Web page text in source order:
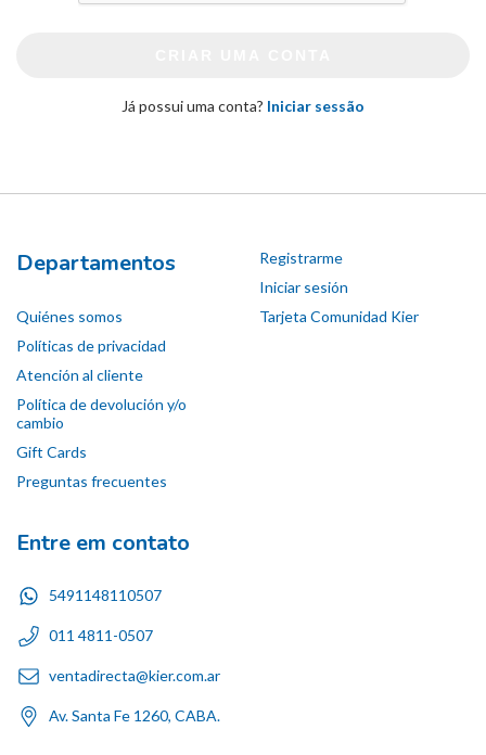
Já possui uma conta? Iniciar sessão
Departamentos
Quiénes somos
Políticas de privacidad
Atención al cliente
Política de devolución y/o
cambio
Gift Cards
Preguntas frecuentes
Registrarme
Iniciar sesión
Tarjeta Comunidad Kier
Entre em contato
5491148110507
011 4811-0507
ventadirecta@kier.com.ar
Av. Santa Fe 1260, CABA.